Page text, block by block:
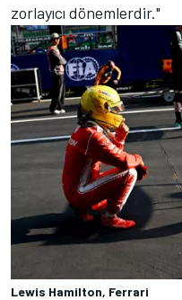
zorlayıcı dönemlerdir."
Lewis Hamilton, Ferrari